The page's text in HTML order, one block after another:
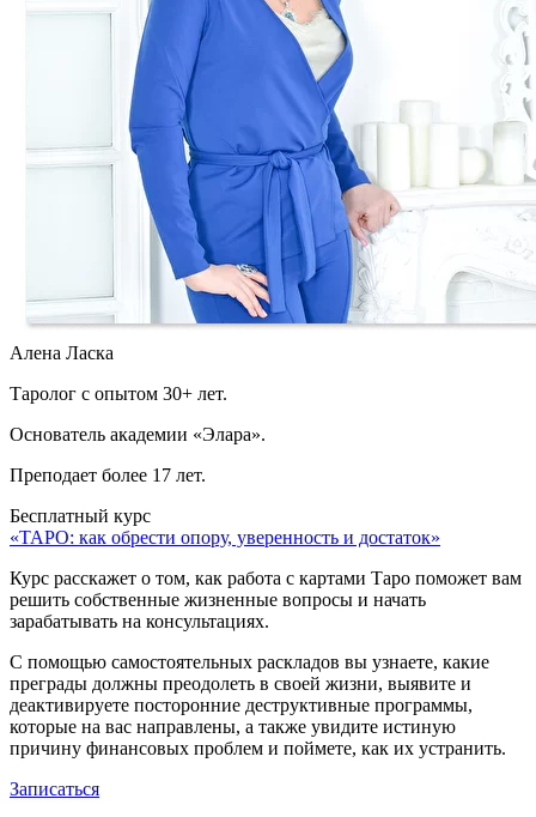
Алена Ласка
Таролог с опытом 30+ лет.
Основатель академии «Элара».
Преподает более 17 лет.
Бесплатный курс
«ТАРО: как обрести опору, уверенность и достаток»
Курс расскажет о том, как работа с картами Таро поможет вам
решить собственные жизненные вопросы и начать
зарабатывать на консультациях.
С помощью самостоятельных раскладов вы узнаете, какие
преграды должны преодолеть в своей жизни, выявите и
деактивируете посторонние деструктивные программы,
которые на вас направлены, а также увидите истиную
причину финансовых проблем и поймете, как их устранить.
Записаться